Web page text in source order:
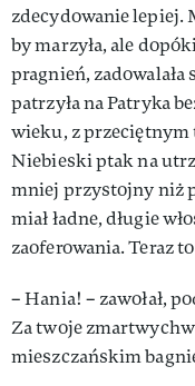
zdecydowanie lepiej.
by marzyła, ale
pragnień, zadowalała
patrzyła na Patryka
wieku, z przeciętnym
Niebieski ptak na
mniej przystojny niż
miał ładne, długie
zaoferowania. Teraz
– Hania! – zawołał,
Za twoje
mieszczańskim